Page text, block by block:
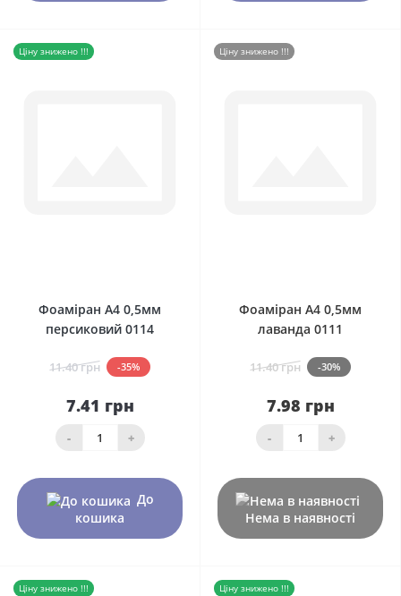
Ціну знижено !!!
Фоаміран А4 0,5мм
персиковий 0114
11.40 грн -35%
7.41 грн
- +
До
кошика
Ціну знижено !!!
Фоаміран А4 0,5мм
лаванда 0111
11.40 грн -30%
7.98 грн
- +
Нема в наявності
Ціну знижено !!! Ціну знижено !!!